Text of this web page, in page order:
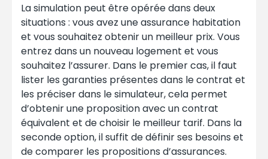
La simulation peut être opérée dans deux
situations : vous avez une assurance habitation
et vous souhaitez obtenir un meilleur prix. Vous
entrez dans un nouveau logement et vous
souhaitez l’assurer. Dans le premier cas, il faut
lister les garanties présentes dans le contrat et
les préciser dans le simulateur, cela permet
d’obtenir une proposition avec un contrat
équivalent et de choisir le meilleur tarif. Dans la
seconde option, il suffit de définir ses besoins et
de comparer les propositions d’assurances.